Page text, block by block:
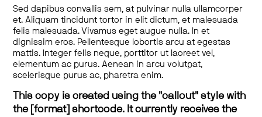
Sed dapibus convallis sem, at pulvinar nulla ullamcorper
et. Aliquam tincidunt tortor in elit dictum, et malesuada
felis malesuada. Vivamus eget augue nulla. In et
dignissim eros. Pellentesque lobortis arcu at egestas
mattis. Integer felis neque, porttitor ut laoreet vel,
elementum ac purus. Aenean in arcu volutpat,
scelerisque purus ac, pharetra enim.
This copy is created using the "callout" style with
the [format] shortcode. It currently receives the